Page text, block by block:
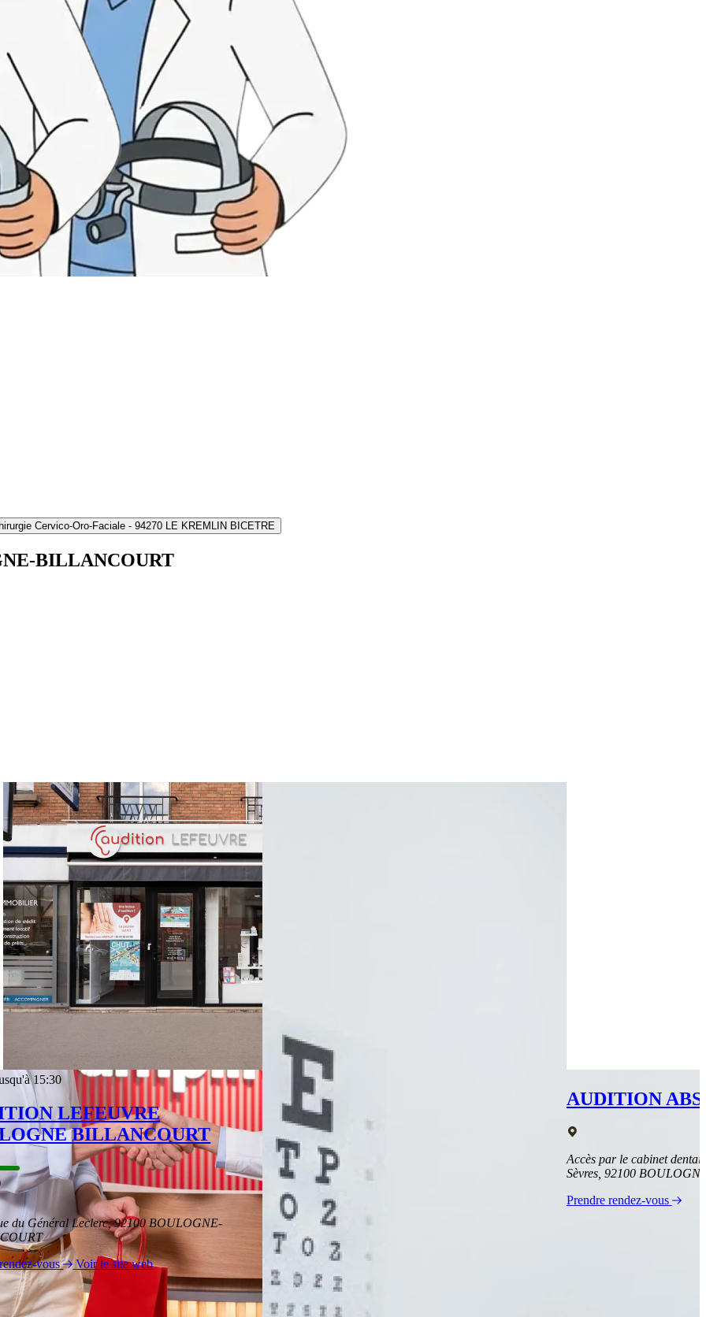
Cervico-Oro-Faciale - 94270 LE KREMLIN BICETRE
BILLANCOURT
15:30
LEFEUVRE
BILLANCOURT
du Général Leclerc, 92100 BOULOGNE-
vous
Voir le site web
AUDITION
Accès par le cabinet
Sèvres, 92100
Prendre rendez-vous